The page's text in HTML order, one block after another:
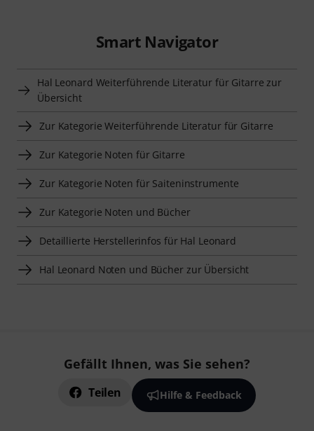
Smart Navigator
Hal Leonard Weiterführende Literatur für Gitarre zur
Übersicht
Zur Kategorie Weiterführende Literatur für Gitarre
Zur Kategorie Noten für Gitarre
Zur Kategorie Noten für Saiteninstrumente
Zur Kategorie Noten und Bücher
Detaillierte Herstellerinfos für Hal Leonard
Hal Leonard Noten und Bücher zur Übersicht
Gefällt Ihnen, was Sie sehen?
Teilen Hilfe & Feedback